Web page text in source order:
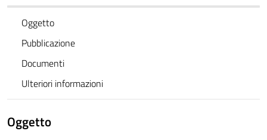
Oggetto
Pubblicazione
Documenti
Ulteriori informazioni
Oggetto